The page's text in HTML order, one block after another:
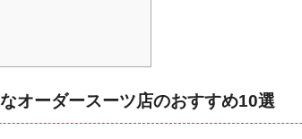
オーダースーツ店のおすすめ10選